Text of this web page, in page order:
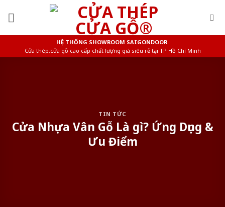
HỆ THỐNG SHOWROOM SAIGONDOOR
Cửa thép,cửa gỗ cao cấp chất lượng giá siêu rẻ tại TP Hồ Chí Minh
TIN TỨC
Cửa Nhựa Vân Gỗ Là gì? Ứng Dụng &
Ưu Điểm